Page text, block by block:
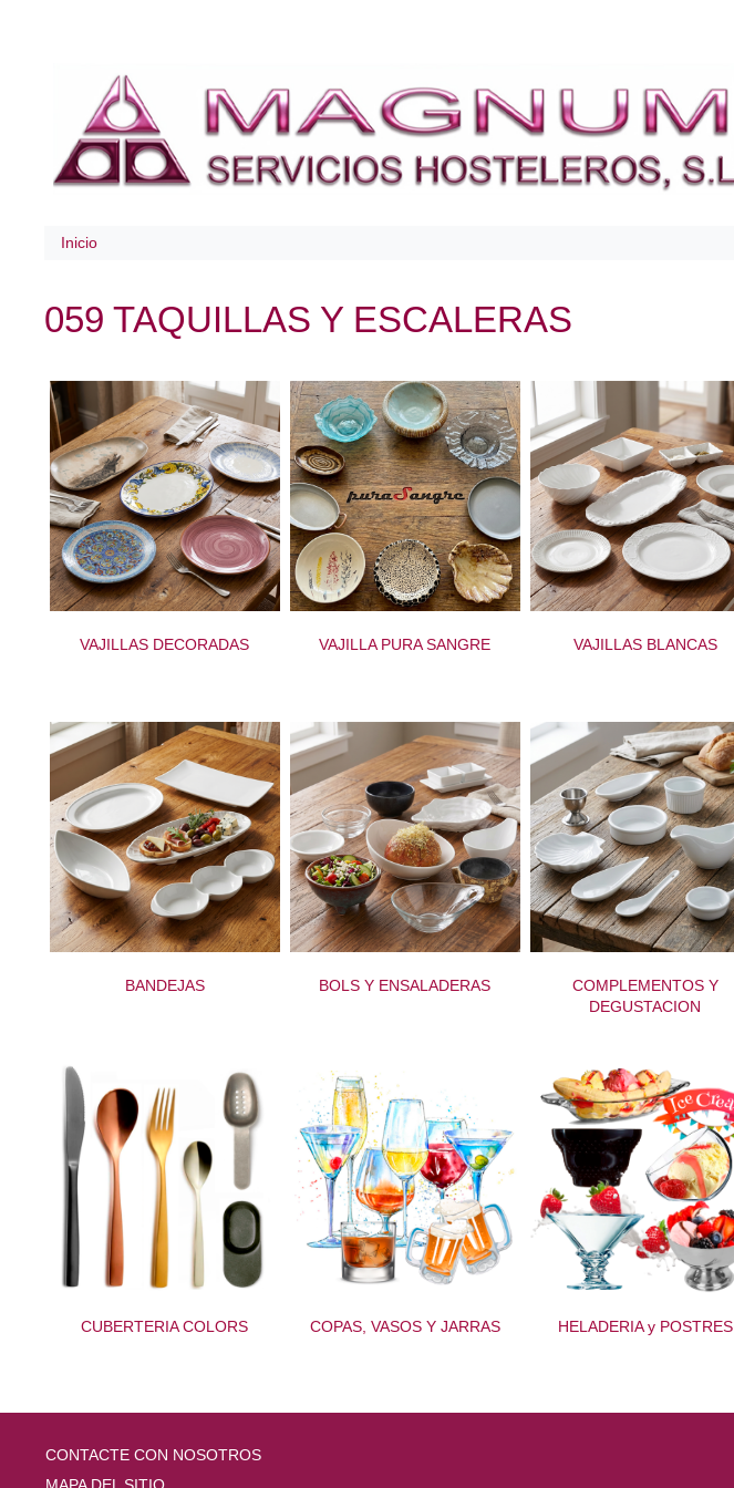
Inicio
059 TAQUILLAS Y ESCALERAS
VAJILLAS DECORADAS VAJILLA PURA SANGRE VAJILLAS BLANCAS
BANDEJAS BOLS Y ENSALADERAS
COMPLEMENTOS Y
DEGUSTACION
CUBERTERIA COLORS COPAS, VASOS Y JARRAS HELADERIA y POSTRES
CONTACTE CON NOSOTROS